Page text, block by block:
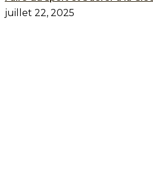
juillet 22, 2025